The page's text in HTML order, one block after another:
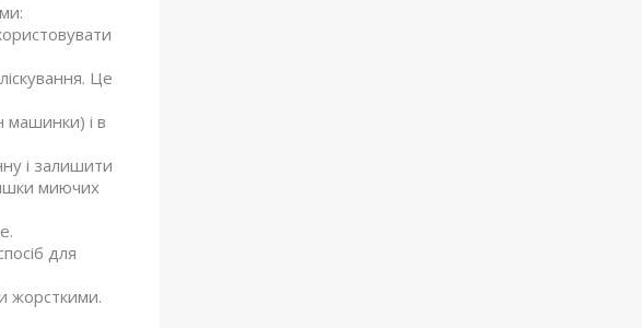
Це
машинки) і в
і залишити
миючих
для
жорсткими.